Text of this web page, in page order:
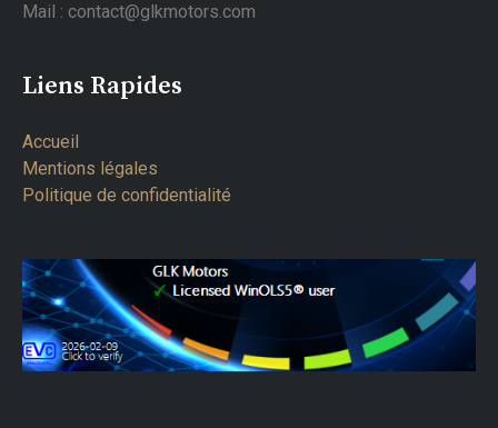
Mail : contact@glkmotors.com
Liens Rapides
Accueil
Mentions légales
Politique de confidentialité